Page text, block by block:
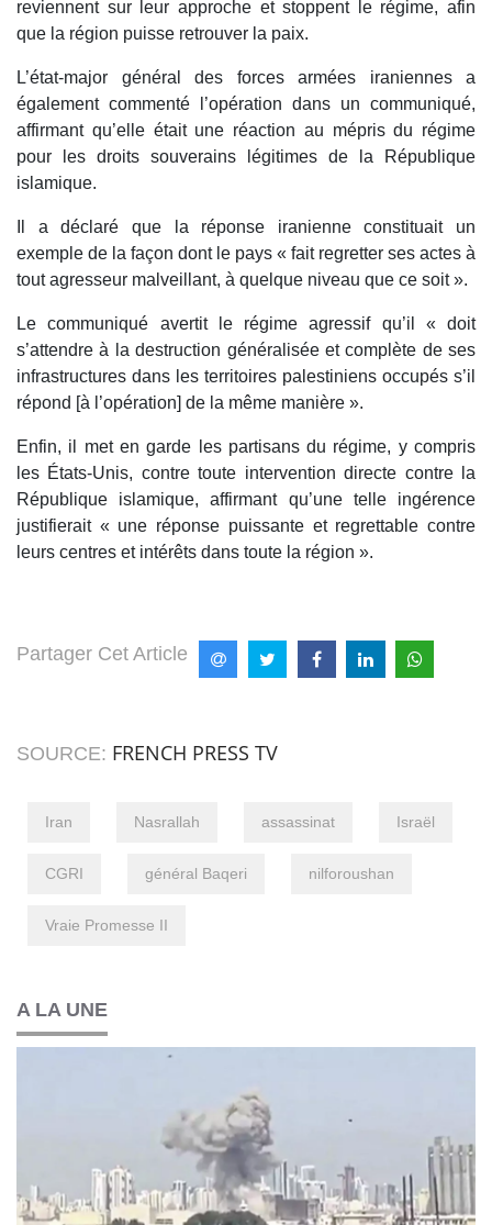
reviennent sur leur approche et stoppent le régime, afin
que la région puisse retrouver la paix.
L’état-major général des forces armées iraniennes a
également commenté l’opération dans un communiqué,
affirmant qu’elle était une réaction au mépris du régime
pour les droits souverains légitimes de la République
islamique.
Il a déclaré que la réponse iranienne constituait un
exemple de la façon dont le pays « fait regretter ses actes à
tout agresseur malveillant, à quelque niveau que ce soit ».
Le communiqué avertit le régime agressif qu’il « doit
s’attendre à la destruction généralisée et complète de ses
infrastructures dans les territoires palestiniens occupés s’il
répond [à l’opération] de la même manière ».
Enfin, il met en garde les partisans du régime, y compris
les États-Unis, contre toute intervention directe contre la
République islamique, affirmant qu’une telle ingérence
justifierait « une réponse puissante et regrettable contre
leurs centres et intérêts dans toute la région ».
Partager Cet Article
SOURCE: FRENCH PRESS TV
Iran Nasrallah assassinat Israël
CGRI général Baqeri nilforoushan
Vraie Promesse II
A LA UNE